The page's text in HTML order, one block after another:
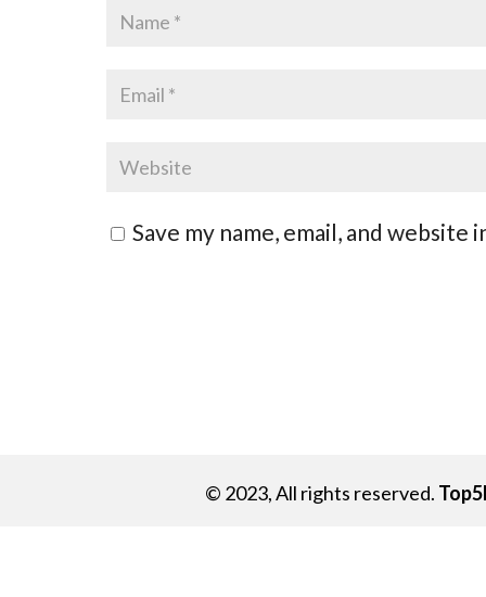
Save my name, email, and
© 2023, All rights reserved.